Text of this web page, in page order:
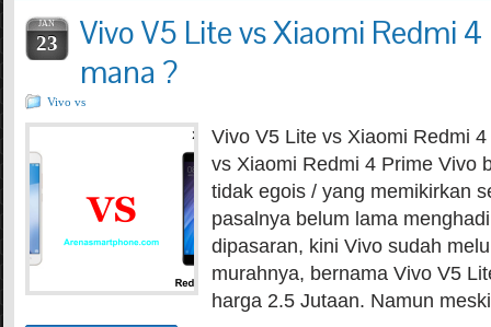
JAN
23
Vivo V5 Lite vs Xiaomi Redmi
mana ?
Vivo vs
Vivo V5 Lite vs Xiaomi Redmi
vs Xiaomi Redmi 4 Prime Vivo
tidak egois / yang memikirkan
pasalnya belum lama
dipasaran, kini Vivo sudah
murahnya, bernama Vivo V5
harga 2.5 Jutaan. Namun